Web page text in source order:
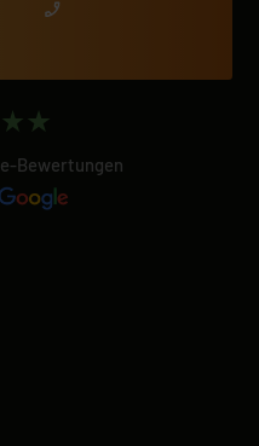
Bewertungen